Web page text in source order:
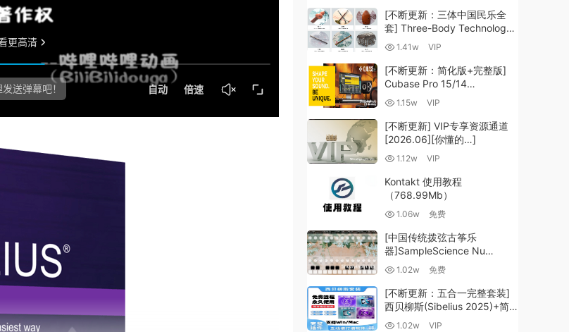
[不断更新：三体中国民乐全
套] Three-Body Technology-
R2R [WiN, MacOSX]
1.41w VIP
[不断更新：简化版+完整版]
Cubase Pro 15/14
VR/R2R/U2B+原厂音源+插件
MacOSX]（704.0MB+）
1.15w VIP
[不断更新] VIP专享资源通道
[2026.06][你懂的…]
1.12w VIP
Kontakt 使用教程
（768.99Mb）
1.06w 免费
[中国传统拨弦古筝乐
器]SampleScience Nu
Guzheng v2.0 x64 VST
VST3 AU DECENT SAMPLER
[WiN, MacOSX]（158MB)
1.02w 免费
[不断更新：五合一完整套装]
西贝柳斯(Sibelius 2025)+简
谱插件V8+图片识别+音频识别
1.02w VIP